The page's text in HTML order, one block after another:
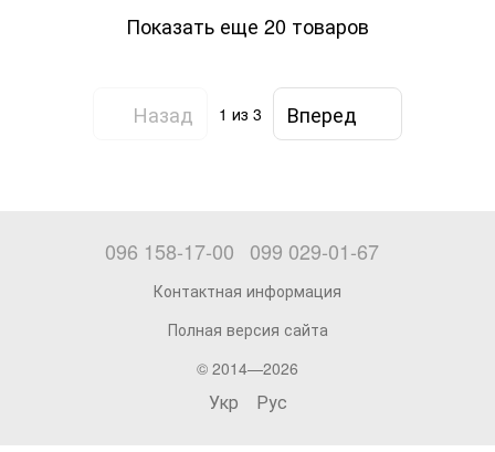
Показать еще 20 товаров
Назад 1 из 3 Вперед
096 158-17-00 099 029-01-67
Контактная информация
Полная версия сайта
© 2014—2026
Укр Рус